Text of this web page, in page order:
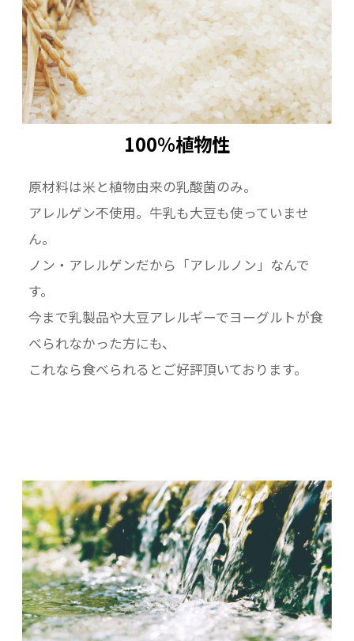
■オリゴプラス 450gパック ×1パック
地元 滋賀県高島市産の有機米を微粉にし、湧き
水で炊き上げ、ふなずし由来の乳酸菌でていね
いに発酵させたお米のヨーグルトです。
大腸まで届き、乳酸菌やビフィズス菌の栄養源
となるオリゴ糖を配合。
■アサイー 糀グルト 80gパック ×1パック
地元 滋賀県高島市産のお米を微粉にし、湧き水
で炊き上げ、ふなずし由来の乳酸菌と米糀でて
いねいに発酵させたお米のヨーグルトです。
アサイー特有の奥深い味わいとまろやかでやさ
■米澪 ライスリッチ プレミアム宇治抹茶 450g
甘酒です。
厳選された京都 宇治産の抹茶を使用し、豊かな
風味に仕上げた米澪プレミアム商品です。
■米マヨ 200g ×1本
地元 滋賀県高島市産のお米を微粉にし、湧き水
100%植物性
原材料は米と植物由来の乳酸菌のみ。
アレルゲン不使用。牛乳も大豆も使っていませ
ん。
ノン・アレルゲンだから「アレルノン」なんで
す。
今まで乳製品や大豆アレルギーでヨーグルトが食
べられなかった方にも、
これなら食べられるとご好評頂いております。